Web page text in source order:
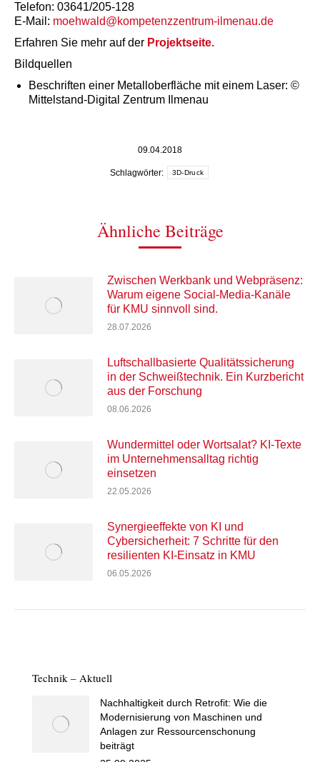
Telefon: 03641/205-128
E-Mail: moehwald@kompetenzzentrum-ilmenau.de
Erfahren Sie mehr auf der Projektseite.
Bildquellen
Beschriften einer Metalloberfläche mit einem Laser: ©
Mittelstand-Digital Zentrum Ilmenau
09.04.2018
Schlagwörter: 3D-Druck
Ähnliche Beiträge
Zwischen Werkbank und Webpräsenz:
Warum eigene Social-Media-Kanäle
für KMU sinnvoll sind.
28.07.2026
Luftschallbasierte Qualitätssicherung
in der Schweißtechnik. Ein Kurzbericht
aus der Forschung
08.06.2026
Wundermittel oder Wortsalat? KI-Texte
im Unternehmensalltag richtig
einsetzen
22.05.2026
Synergieeffekte von KI und
Cybersicherheit: 7 Schritte für den
resilienten KI-Einsatz in KMU
06.05.2026
Technik – Aktuell
Nachhaltigkeit durch Retrofit: Wie die
Modernisierung von Maschinen und
Anlagen zur Ressourcenschonung
beiträgt